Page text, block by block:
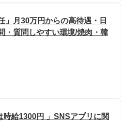
」月30万円からの高待遇・日
・質問しやすい環境/焼肉・韓
時給1300円 」SNSアプリに関